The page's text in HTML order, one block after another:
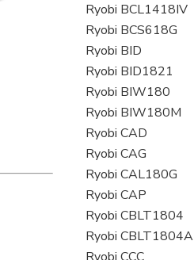
Ryobi BCL1418IV
Ryobi BCS618G
Ryobi BID
Ryobi BID1821
Ryobi BIW180
Ryobi BIW180M
Ryobi CAD
Ryobi CAG
Ryobi CAL180G
Ryobi CAP
Ryobi CBLT1804
Ryobi CBLT1804A